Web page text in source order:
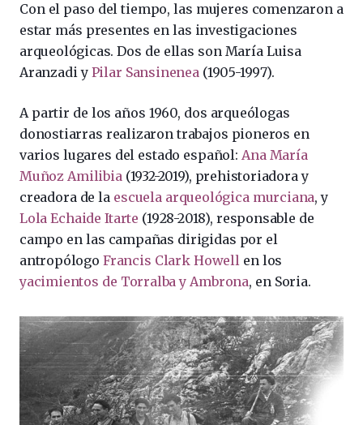
Con el paso del tiempo, las mujeres comenzaron a
estar más presentes en las investigaciones
arqueológicas. Dos de ellas son María Luisa
Aranzadi y Pilar Sansinenea(1905-1997).
A partir de los años 1960, dos arqueólogas
donostiarras realizaron trabajos pioneros en
varios lugares del estado español:Ana María
Muñoz Amilibia(1932-2019), prehistoriadora y
creadora de la escuela arqueológica murciana, y
Lola Echaide Itarte (1928-2018), responsable de
campo en las campañas dirigidas por el
antropólogoFrancis Clark Howellen los
yacimientos de Torralba y Ambrona, en Soria.